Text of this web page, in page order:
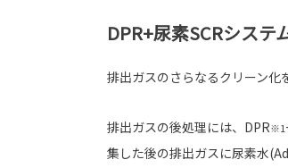
DPR+尿素SCRシステ
排出ガスのさらなるクリーン化
排出ガスの後処理には、DPR※1
集した後の排出ガスに尿素水